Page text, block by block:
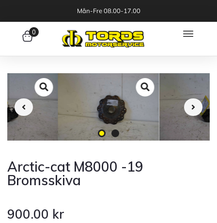
Mån-Fre 08.00-17.00
0
Arctic-cat M8000 -19
Bromsskiva
900.00 kr